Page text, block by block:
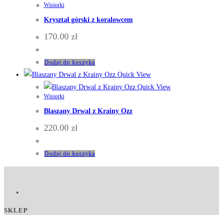
Wisiorki
Kryształ górski z koralowcem
170.00 zł
Dodaj do koszyka
Quick View
Quick View
Wisiorki
Blaszany Drwal z Krainy Ozz
220.00 zł
Dodaj do koszyka
SKLEP